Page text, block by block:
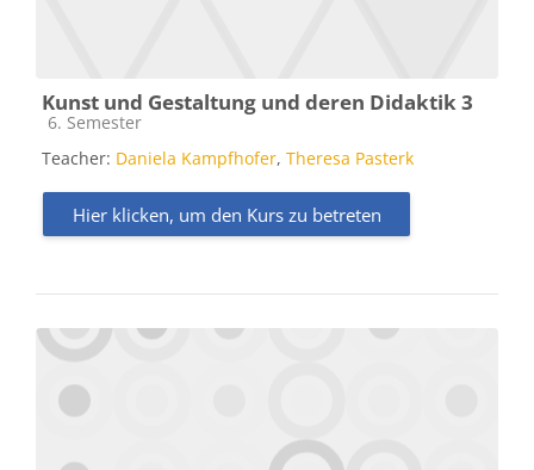
Kunst und Gestaltung und deren Didaktik 3
Kursbereich
6. Semester
Teacher: Daniela Kampfhofer, Theresa Pasterk
Hier klicken, um den Kurs zu betreten